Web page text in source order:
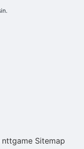
nttgame Sitemap